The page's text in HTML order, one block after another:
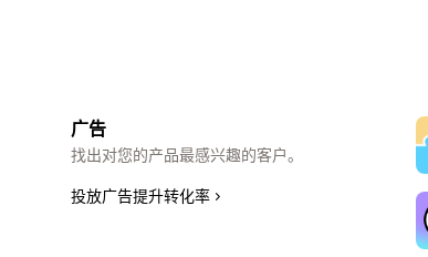
广告
找出对您的产品最感兴趣的客户。
投放广告提升转化率